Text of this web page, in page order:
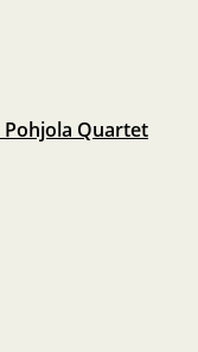
Pohjola Quartet